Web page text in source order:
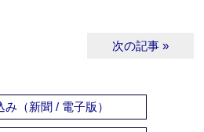
次の記事 »
み（新聞 / 電子版）